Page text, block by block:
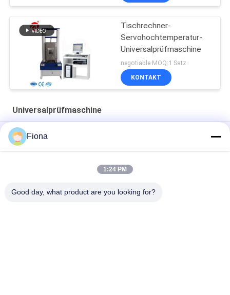
Tischrechner-
Servohochtemperatur-
Universalprüfmaschine
negotiable MOQ:1 Satz
KONTAKT
Universalprüfmaschine
Schreibtisch-Einkolumnen-Universal-Zugspannungstester
Plastikflaschenbecher-Kompressionsprüfmaschine
Universal-Zugprüfmaschine
Fiona
1:24 PM
Good day, what product are you looking for?